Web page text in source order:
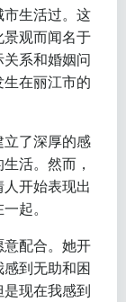
生活过。这
观而闻名于
系和婚姻问
在丽江市的
了深厚的感
活。然而，
开始表现出
起。
配合。她开
到无助和困
现在我感到